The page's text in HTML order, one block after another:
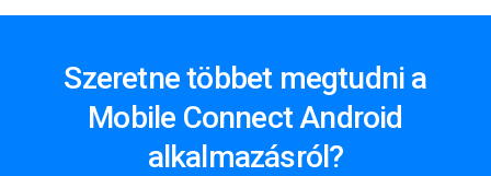
Szeretne többet megtudni a
Mobile Connect Android
alkalmazásról?